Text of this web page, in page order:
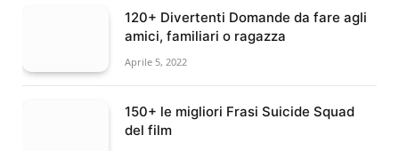
120+ Divertenti Domande da fare agli
amici, familiari o ragazza
Aprile 5, 2022
150+ le migliori Frasi Suicide Squad
del film